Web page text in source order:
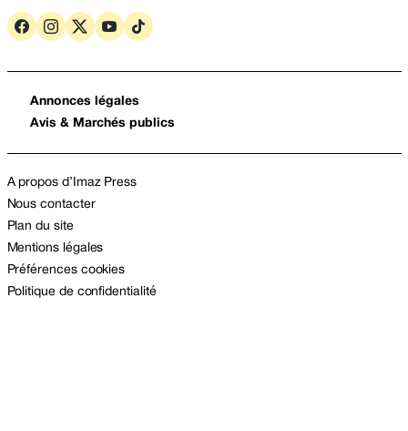
Annonces légales
Avis & Marchés publics
A propos d’Imaz Press
Nous contacter
Plan du site
Mentions légales
Préférences cookies
Politique de confidentialité